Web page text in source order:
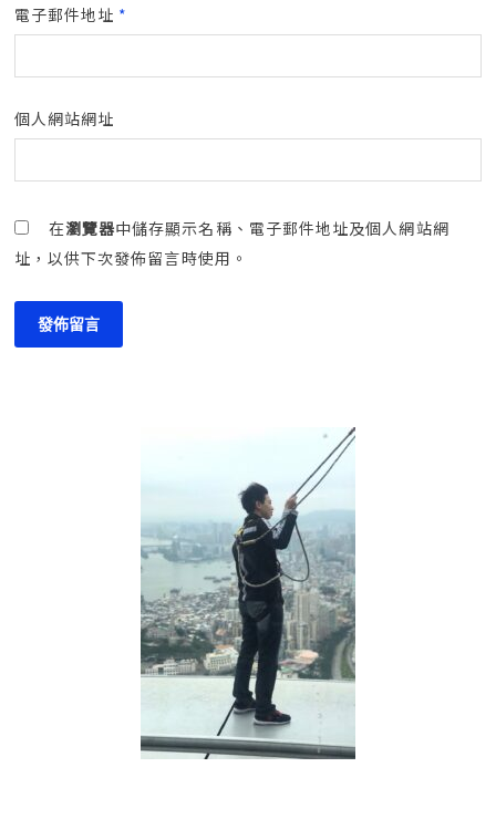
電子郵件地址 *
個人網站網址
在瀏覽器中儲存顯示名稱、電子郵件地址及個人網站網
址，以供下次發佈留言時使用。